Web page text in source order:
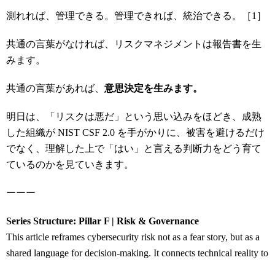
測れれば、管理できる。管理できれば、統治できる。［1］
共通の言葉がなければ、リスクマネジメントは報告書を生
みます。
共通の言葉があれば、 意思決定を生みます。
明日は、「リスクは悪だ」という思い込みをほどき、成熟
した組織が NIST CSF 2.0 を手がかりに、被害を避けるだけ
でなく、理解した上で「はい」と言える判断力をどう育て
ているのかを見ていきます。
ーーー
Series Structure: Pillar F | Risk & Governance
This article reframes cybersecurity risk not as a fear story, but as a
shared language for decision-making. It connects technical reality to